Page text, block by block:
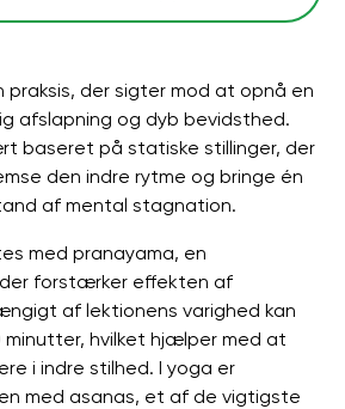
praksis, der sigter mod at opnå en
afslapning og dyb bevidsthed.
baseret på statiske stillinger, der
den indre rytme og bringe én
af mental stagnation.
med pranayama, en
forstærker effekten af
af lektionens varighed kan
minutter, hvilket hjælper med at
i indre stilhed. I yoga er
med asanas, et af de vigtigste